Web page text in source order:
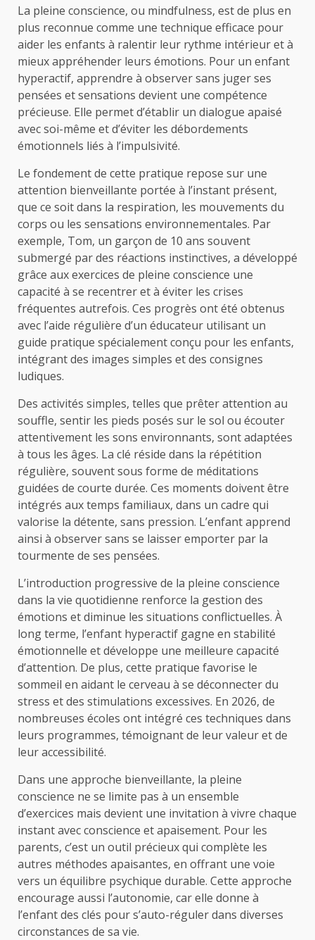
La pleine conscience, ou mindfulness, est de plus en
plus reconnue comme une technique efficace pour
aider les enfants à ralentir leur rythme intérieur et à
mieux appréhender leurs émotions. Pour un enfant
hyperactif, apprendre à observer sans juger ses
pensées et sensations devient une compétence
précieuse. Elle permet d’établir un dialogue apaisé
avec soi-même et d’éviter les débordements
émotionnels liés à l’impulsivité.
Le fondement de cette pratique repose sur une
attention bienveillante portée à l’instant présent,
que ce soit dans la respiration, les mouvements du
corps ou les sensations environnementales. Par
exemple, Tom, un garçon de 10 ans souvent
submergé par des réactions instinctives, a développé
grâce aux exercices de pleine conscience une
capacité à se recentrer et à éviter les crises
fréquentes autrefois. Ces progrès ont été obtenus
avec l’aide régulière d’un éducateur utilisant un
guide pratique spécialement conçu pour les enfants,
intégrant des images simples et des consignes
ludiques.
Des activités simples, telles que prêter attention au
souffle, sentir les pieds posés sur le sol ou écouter
attentivement les sons environnants, sont adaptées
à tous les âges. La clé réside dans la répétition
régulière, souvent sous forme de méditations
guidées de courte durée. Ces moments doivent être
intégrés aux temps familiaux, dans un cadre qui
valorise la détente, sans pression. L’enfant apprend
ainsi à observer sans se laisser emporter par la
tourmente de ses pensées.
L’introduction progressive de la pleine conscience
dans la vie quotidienne renforce la gestion des
émotions et diminue les situations conflictuelles. À
long terme, l’enfant hyperactif gagne en stabilité
émotionnelle et développe une meilleure capacité
d’attention. De plus, cette pratique favorise le
sommeil en aidant le cerveau à se déconnecter du
stress et des stimulations excessives. En 2026, de
nombreuses écoles ont intégré ces techniques dans
leurs programmes, témoignant de leur valeur et de
leur accessibilité.
Dans une approche bienveillante, la pleine
conscience ne se limite pas à un ensemble
d’exercices mais devient une invitation à vivre chaque
instant avec conscience et apaisement. Pour les
parents, c’est un outil précieux qui complète les
autres méthodes apaisantes, en offrant une voie
vers un équilibre psychique durable. Cette approche
encourage aussi l’autonomie, car elle donne à
l’enfant des clés pour s’auto-réguler dans diverses
circonstances de sa vie.